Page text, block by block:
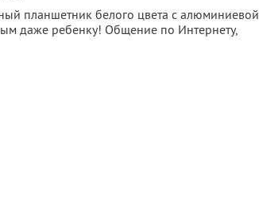
планшетник белого цвета с алюминиевой
даже ребенку! Общение по Интернету,